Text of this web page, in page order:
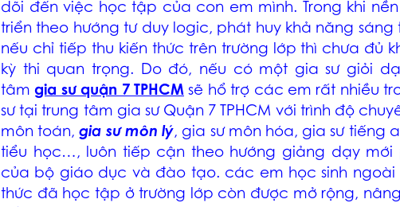
dõi đến việc học tập của con em mình. Trong khi
triển theo hướng tư duy logic, phát huy khả năng
nếu chỉ tiếp thu kiến thức trên trường lớp thì chưa đủ
kỳ thi quan trọng. Do đó, nếu có một gia sư giỏi
tâmgia sư quận 7 TPHCMsẽ hổ trợ các em rất nhiều
sư tại trung tâm gia sư Quận 7 TPHCM với trình độ
môn toán,gia sư môn lý, gia sư môn hóa, gia sư tiếng
tiểu học…, luôn tiếp cận theo hướng giảng dạy mới
của bộ giáo dục và đào tạo. các em học sinh ngoài
thức đã học tập ở trường lớp còn được mở rộng,